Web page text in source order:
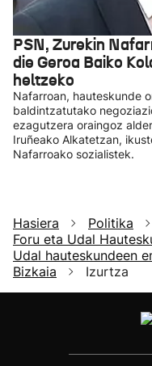
PSN, Zurekin
die Geroa Baiko
heltzeko
Nafarroan, hauteskunde
baldintzatutako
ezagutzera oraingoz
Iruñeako Alkatetzan,
Nafarroako sozialistek.
Hasiera Politika
Foru eta Udal
Udal hauteskundeen
Bizkaia
Izurtza